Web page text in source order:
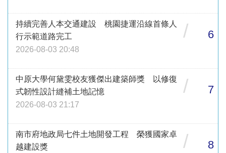
持續完善人本交通建設 桃園捷運沿線首條人
行示範道路完工
2026-08-03 20:48
/ 6
中原大學何黛雯校友獲傑出建築師獎 以修復
式韌性設計縫補土地記憶
2026-08-03 21:17
/ 7
南市府地政局七件土地開發工程 榮獲國家卓
越建設獎
/ 8